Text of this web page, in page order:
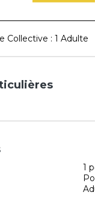
Collective : 1 Adulte
1